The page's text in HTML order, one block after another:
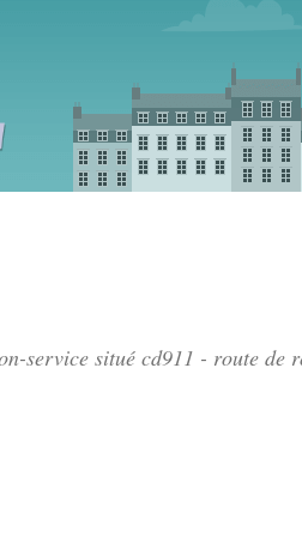
service situé cd911 - route de
Disponible
Disponible